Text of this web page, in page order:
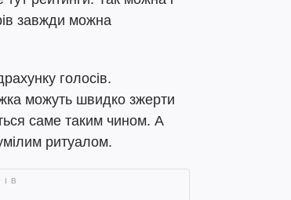
завжди можна
голосів.
можуть швидко зжерти
саме таким чином. А
ритуалом.